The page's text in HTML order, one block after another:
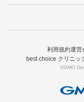
利用規約運営
best choice クリニッ
©GMO